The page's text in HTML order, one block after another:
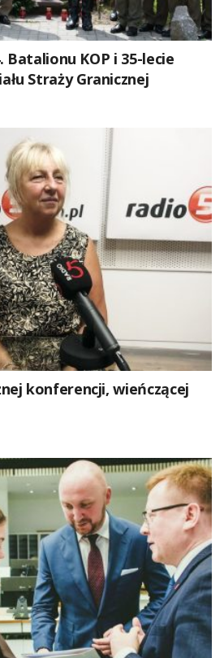
Batalionu KOP i 35-lecie
Straży Granicznej
konferencji, wieńczącej